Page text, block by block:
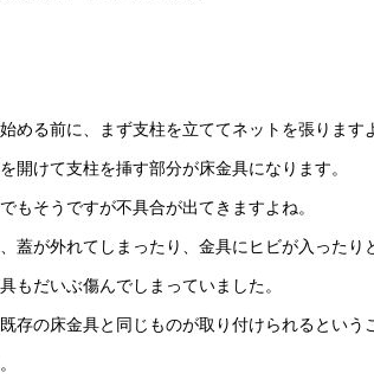
める前に、まず支柱を立ててネットを張ります
開けて支柱を挿す部分が床金具になります。
もそうですが不具合が出てきますよね。
蓋が外れてしまったり、金具にヒビが入ったり
もだいぶ傷んでしまっていました。
存の床金具と同じものが取り付けられるとい